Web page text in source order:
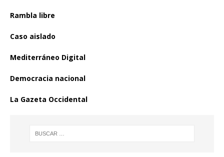
Rambla libre
Caso aislado
Mediterráneo Digital
Democracia nacional
La Gazeta Occidental